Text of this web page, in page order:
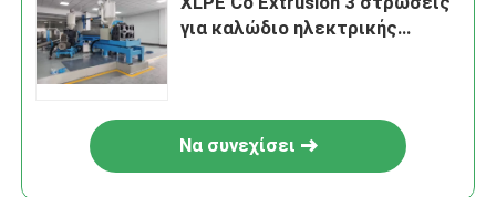
για καλώδιο ηλεκτρικής
Να συνεχίσει